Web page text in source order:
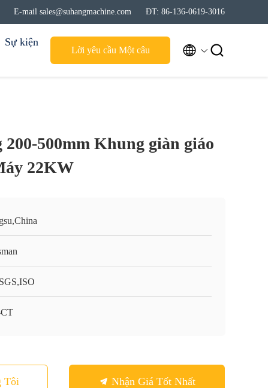
E-mail sales@suhangmachine.com ĐT: 86-136-0619-3016
Sự kiện
Lời yêu cầu Một câu  
500mm Khung giàn giáo
22KW
Tôi Nhận Giá Tốt Nhất